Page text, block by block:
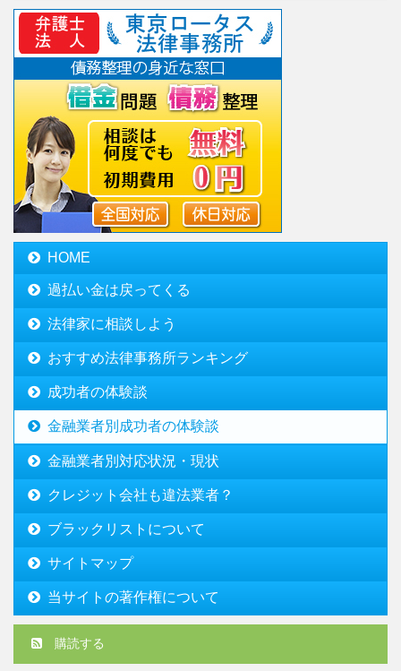
HOME
過払い金は戻ってくる
法律家に相談しよう
おすすめ法律事務所ランキング
成功者の体験談
金融業者別成功者の体験談
金融業者別対応状況・現状
クレジット会社も違法業者？
ブラックリストについて
サイトマップ
当サイトの著作権について
購読する